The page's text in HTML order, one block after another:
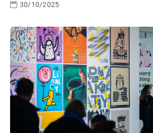
30/10/2025